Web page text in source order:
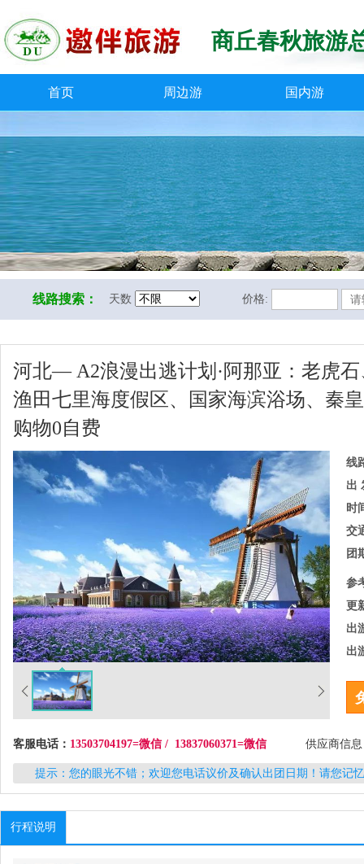
商丘春秋旅游
首页 周边游 国内游
线路搜索： 天数 价格:
河北— A2浪漫出逃计划·阿那亚：老虎
渔田七里海度假区、国家海滨浴场、秦
购物0自费
线
出
时
交
团
参
更
出
出
客服电话： 13503704197=微信 / 13837060371=微信 供应商信
提示：您的眼光不错；欢迎您电话议价及确认出团日期！请您记
行程说明